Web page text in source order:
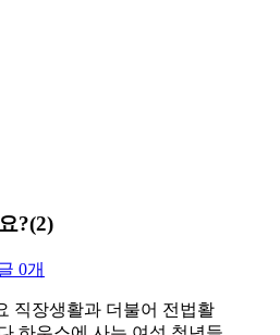
?(2)
0개
직장생활과 더불어 전법활